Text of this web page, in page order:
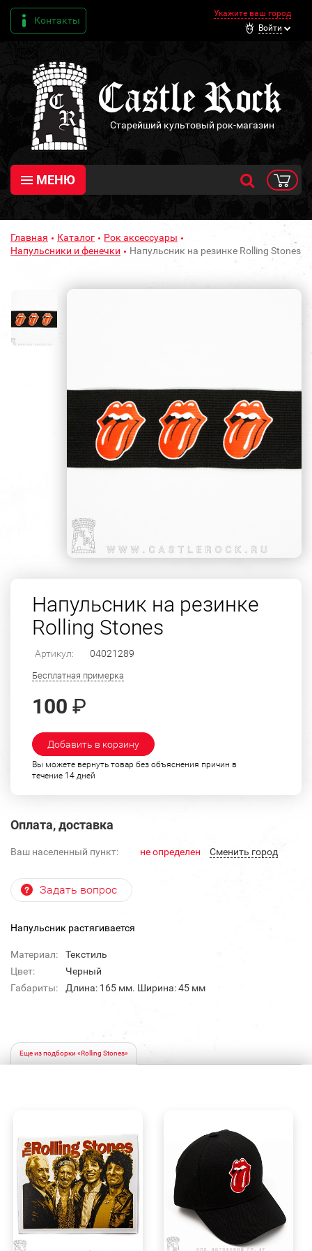
Контакты
Укажите ваш город
Войти
Старейший культовый рок-магазин
МЕНЮ
Главная Каталог
Рок аксессуары
Напульсники и фенечки
Напульсник на резинке Rolling Stones
Напульсник на резинке
Rolling Stones
Артикул: 04021289
Бесплатная примерка
100 ₽
Добавить в корзину
Вы можете вернуть товар без объяснения причин в
течение 14 дней
Оплата, доставка
Ваш населенный пункт: не определен Cменить город
Задать вопрос
Напульсник растягивается
Материал:
Текстиль
Цвет:
Черный
Габариты:
Длина: 165 мм. Ширина: 45 мм
Еще из подборки «Rolling Stones»